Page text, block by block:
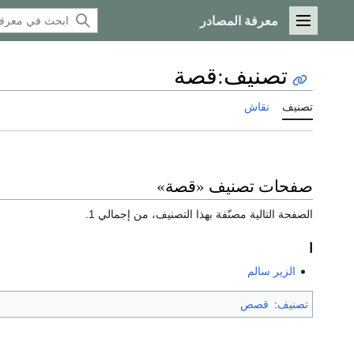
القائمة الرئيسية
معرفة المصادر
تصنيف:قصة
تصنيف نقاش
صفحات تصنيف «قصة»
الصفحة التالية مصنّفة بهذا التصنيف، من إجمالي 1.
الزير سالم
تصنيف: قصص